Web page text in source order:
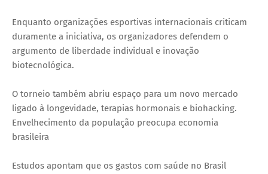
Enquanto organizações esportivas internacionais criticam
duramente a iniciativa, os organizadores defendem o
argumento de liberdade individual e inovação
biotecnológica.
O torneio também abriu espaço para um novo mercado
ligado à longevidade, terapias hormonais e biohacking.
Envelhecimento da população preocupa economia
brasileira
Estudos apontam que os gastos com saúde no Brasil